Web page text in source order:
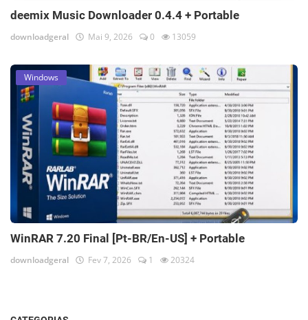
deemix Music Downloader 0.4.4 + Portable
downloadgeral Mai 9, 2026 0 13059
Windows
WinRAR 7.20 Final [Pt-BR/En-US] + Portable
downloadgeral Fev 7, 2026 1 20324